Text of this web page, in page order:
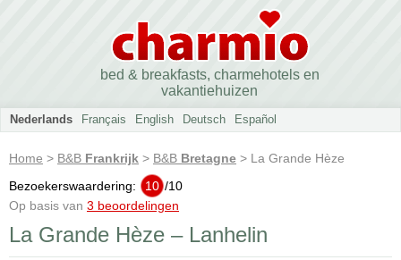
bed & breakfasts, charmehotels en
vakantiehuizen
Nederlands Français English Deutsch Español
Home > B&B Frankrijk > B&B Bretagne > La Grande Hèze
Bezoekerswaardering:
10 /10
Op basis van 3 beoordelingen
La Grande Hèze – Lanhelin